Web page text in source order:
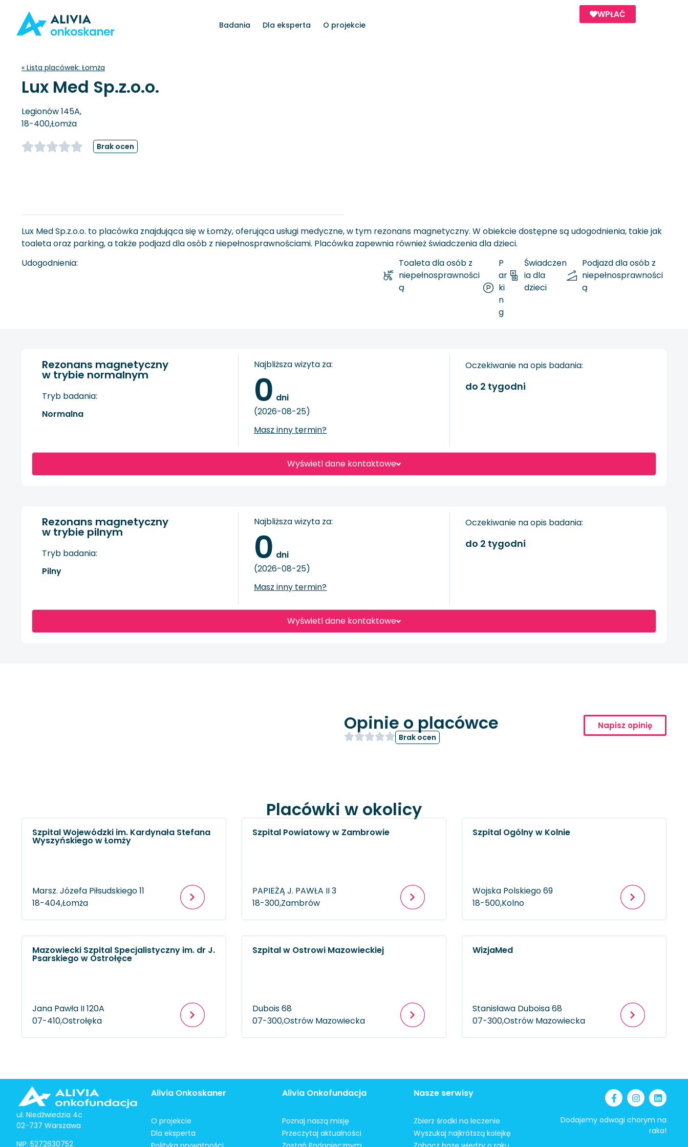
Badania Dla eksperta O projekcie
WPŁAĆ
« Lista placówek: Łomża
Lux Med Sp.z.o.o.
Legionów 145A,
18-400,Łomża
Brak ocen
Lux Med Sp.z.o.o. to placówka znajdująca się w Łomży, oferująca usługi medyczne, w tym rezonans magnetyczny. W obiekcie dostępne są udogodnienia, takie jak
toaleta oraz parking, a także podjazd dla osób z niepełnosprawnościami. Placówka zapewnia również świadczenia dla dzieci.
Udogodnienia:
Toaleta dla osób z
niepełnosprawności
ą
P
ar
ki
n
g
Świadczen
ia dla
dzieci
Podjazd dla osób z
niepełnosprawności
ą
Wyświetl dane kontaktowe
Rezonans magnetyczny
w trybie normalnym
Tryb badania:
Normalna
Najbliższa wizyta za:
0 dni
(2026-08-25)
Masz inny termin?
Oczekiwanie na opis badania:
do 2 tygodni
Wyświetl dane kontaktowe
Rezonans magnetyczny
w trybie pilnym
Tryb badania:
Pilny
Najbliższa wizyta za:
0 dni
(2026-08-25)
Masz inny termin?
Oczekiwanie na opis badania:
do 2 tygodni
Opinie o placówce
Brak ocen
Napisz opinię
Placówki w okolicy
Szpital Wojewódzki im. Kardynała Stefana
Wyszyńskiego w Łomży
Marsz. Józefa Piłsudskiego 11
18-404,Łomża
Szpital Powiatowy w Zambrowie
PAPIEŻĄ J. PAWŁA II 3
18-300,Zambrów
Szpital Ogólny w Kolnie
Wojska Polskiego 69
18-500,Kolno
Mazowiecki Szpital Specjalistyczny im. dr J.
Psarskiego w Ostrołęce
Jana Pawła II 120A
07-410,Ostrołęka
Szpital w Ostrowi Mazowieckiej
Dubois 68
07-300,Ostrów Mazowiecka
WizjaMed
Stanisława Duboisa 68
07-300,Ostrów Mazowiecka
ul. Niedźwiedzia 4c
02-737 Warszawa
NIP: 5272630752
Alivia Onkoskaner
O projekcie
Dla eksperta
Alivia Onkofundacja
Poznaj naszą misję
Przeczytaj aktualności
Nasze serwisy
Zbierz środki na leczenie
Wyszukaj najkrótszą kolejkę
Dodajemy odwagi chorym na
raka!